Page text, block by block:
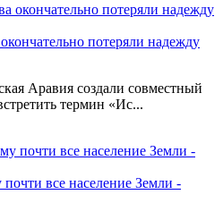
потеряли надежду
Аравия создали совместный
термин «Ис...
все население Земли -